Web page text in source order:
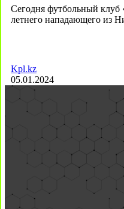
Сегодня футбольный клуб
летнего нападающего из
Kpl.kz
05.01.2024